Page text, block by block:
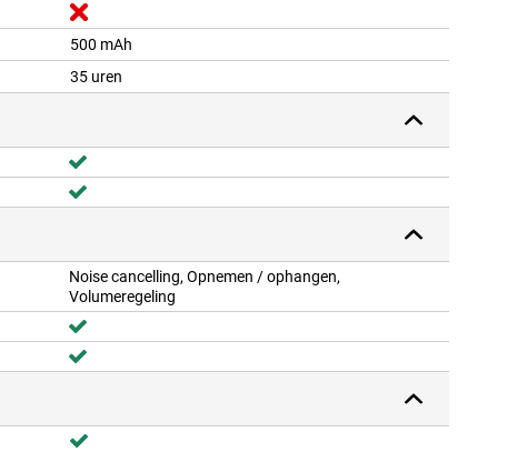
500 mAh
35 uren
Noise cancelling, Opnemen / ophangen,
Volumeregeling